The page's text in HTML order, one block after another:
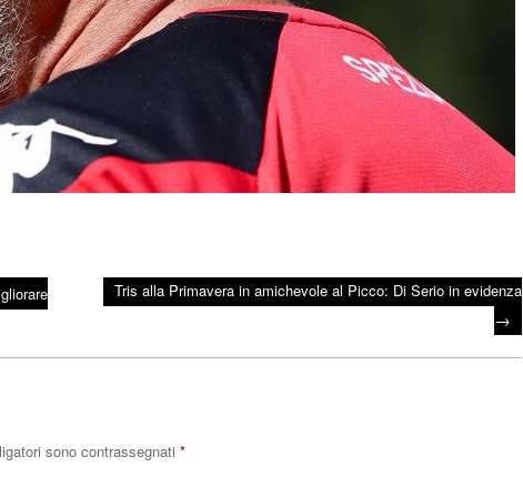
Tris alla Primavera in amichevole al Picco: Di Serio in evidenza
→
sono contrassegnati *